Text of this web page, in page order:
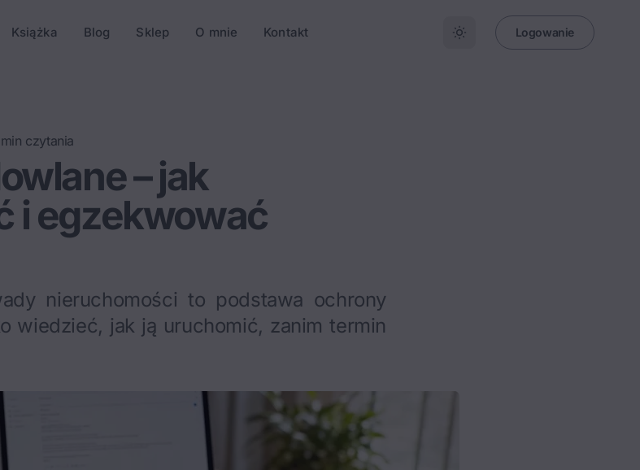
Książka Blog Sklep O mnie Kontakt Logowanie
min czytania
– jak
i egzekwować
nieruchomości to podstawa ochrony
wiedzieć, jak ją uruchomić, zanim termin